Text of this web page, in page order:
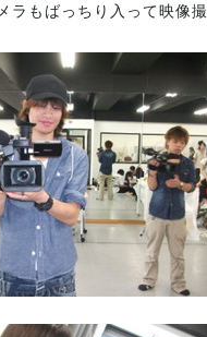
ラもばっちり入って映像